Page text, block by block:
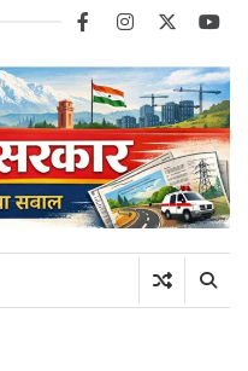
facebookinstagram
twitter